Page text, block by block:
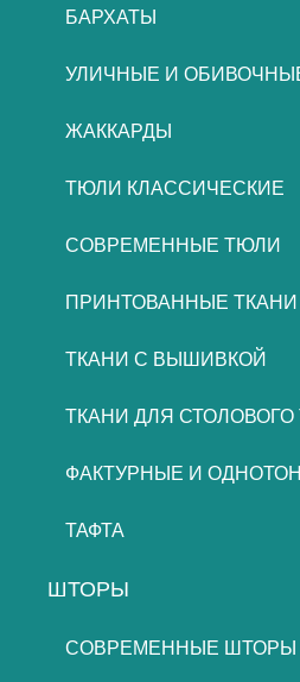
БАРХАТЫ
УЛИЧНЫЕ И
ЖАККАРДЫ
ТЮЛИ КЛАССИЧЕСКИЕ
СОВРЕМЕННЫЕ ТЮЛИ
ПРИНТОВАННЫЕ ТКАНИ
ТКАНИ С ВЫШИВКОЙ
ТКАНИ ДЛЯ СТОЛОВОГО
ФАКТУРНЫЕ И
ТАФТА
ШТОРЫ
СОВРЕМЕННЫЕ ШТОРЫ